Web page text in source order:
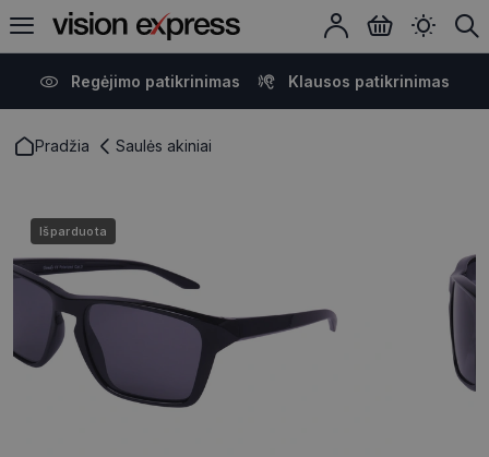
Regėjimo patikrinimas Klausos patikrinimas
Pradžia Saulės akiniai
Išparduota